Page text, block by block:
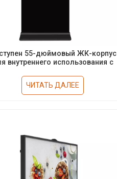
55-дюймовый ЖК-корпус
внутреннего использования с
ЧИТАТЬ ДАЛЕЕ